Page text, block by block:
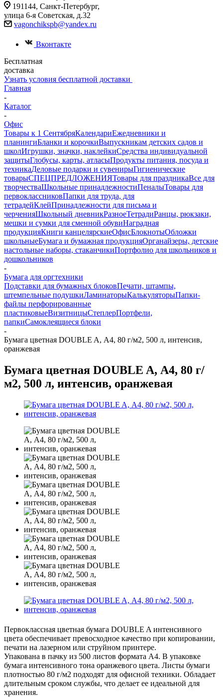
191144, Санкт-Петербург,
улица 6-я Советская, д.32
vagonchikspb@yandex.ru
Вконтакте
Бесплатная
доставка
Узнать условия бесплатной доставки
Главная
-
Каталог
-
Офис
Товары к 1 СентябряКалендариЕжедневники и
планингиБланки и корочкиВыпускникам детских садов и
школИгрушки, значки, наклейкиСредства индивидуальной
защитыГлобусы, карты, атласыПродукты питания, посуда и
техникаДеловые подарки и сувенирыГигиенические
товарыСПЕЦПРЕДЛОЖЕНИЯТовары для праздникаВсе для
творчестваШкольные принадлежностиПеналыТовары для
первоклассниковПапки для труда, для
тетрадейКлейПринадлежности для письма и
черченияШкольный дневникРазноеТетрадиРанцы, рюкзаки,
мешки и сумки для сменной обувиНаградная
продукцияКниги канцелярскиеОфисБлокнотыОбложки
школьныеБумага и бумажная продукцияОрганайзеры, детские
настольные наборы, стаканчикиПортфолио для школьников и
дошкольников
-
Бумага для оргтехники
Подставки для бумажных блоковПечати, штампы,
штемпельные подушкиЛаминаторыКалькуляторыПапки-
файлы перфорированные
пластиковыеВизитницыСтеплерПортфели,
папкиСамоклеящиеся блоки
-
Бумага цветная DOUBLE A, А4, 80 г/м2, 500 л, интенсив,
оранжевая
Бумага цветная DOUBLE A, А4, 80 г/
м2, 500 л, интенсив, оранжевая
Первоклассная цветная бумага DOUBLE A интенсивного
цвета обеспечивает превосходное качество при копировании,
печати на лазерном или струйном принтере.
Упакована в пачку из 500 листов формата А4. В упаковке
бумага интенсивного тона оранжевого цвета. Листы бумаги
плотностью 80 г/м2 подходят для офисной техники. Обладает
длительным сроком службы, что делает ее идеальной для
хранения.